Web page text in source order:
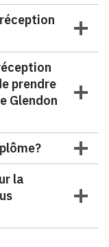
prendre
Glendon
la